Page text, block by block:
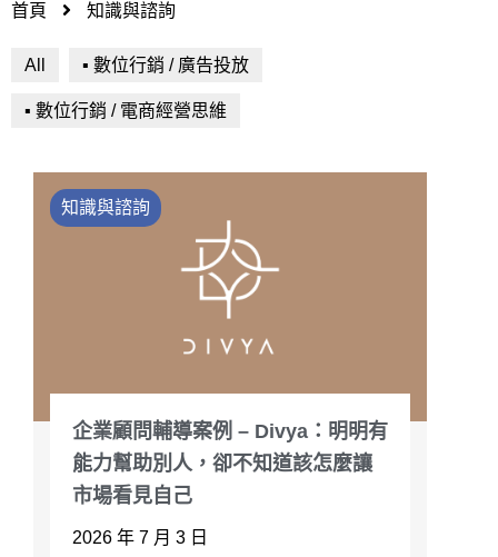
首頁 知識與諮詢
All ▪ 數位行銷 / 廣告投放
▪ 數位行銷 / 電商經營思維
知識與諮詢
企業顧問輔導案例 – Divya：明明有
能力幫助別人，卻不知道該怎麼讓
市場看見自己
2026 年 7 月 3 日